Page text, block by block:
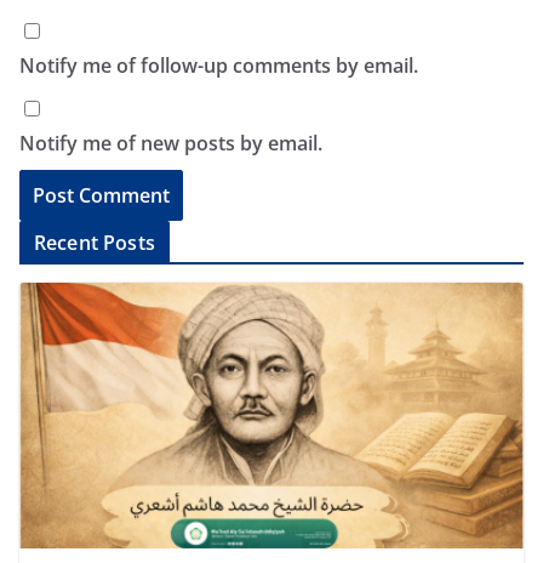
Notify me of follow-up comments by email.
Notify me of new posts by email.
l
a
t
v
Recent Posts